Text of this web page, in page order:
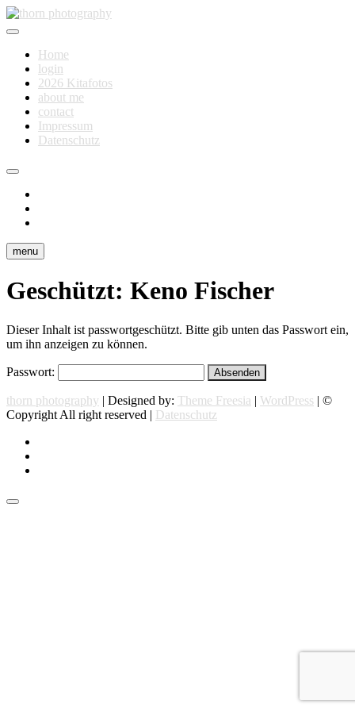
Skip
to
thorn photography
Fotografie für Dich
Home
login
2026 Kitafotos
about me
contact
Impressum
Datenschutz
menu
Geschützt: Keno Fischer
Dieser Inhalt ist passwortgeschützt. Bitte gib unten das Passwort ein,
um ihn anzeigen zu können.
Passwort:
thorn photography | Designed by: Theme Freesia | WordPress | ©
Copyright All right reserved | Datenschutz